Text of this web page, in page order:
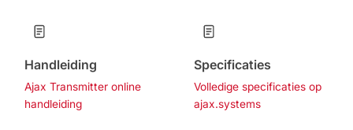
Handleiding
Ajax Transmitter online
handleiding
Specificaties
Volledige specificaties op
ajax.systems